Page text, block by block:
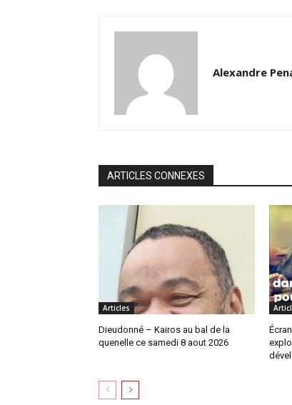
Alexandre
ARTICLES CONNEXES
Articles
Dieudonné – Kairos au bal de la
quenelle ce samedi 8 aout 2026